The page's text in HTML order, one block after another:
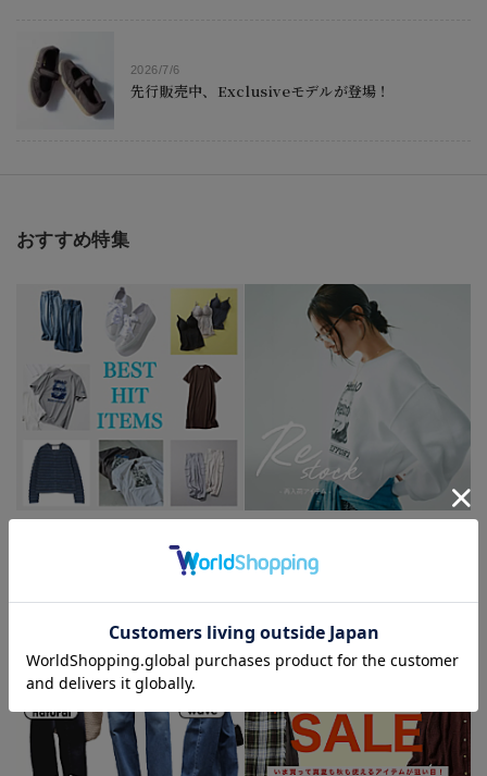
2026/7/6
先行販売中、Exclusiveモデルが登場！
2026/6/5
「買ってよかった」が続出！2026年上半期ヒットア
イテムTOP20
おすすめ特集
出！2026年上半期ヒットア
る。人気の再入荷アイテム
をチェック